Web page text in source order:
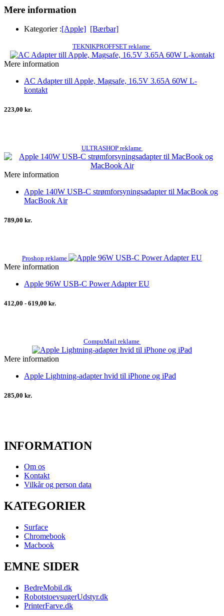
Mere information
Kategorier :[Apple] [Bærbar]
TEKNIKPROFFSET reklame
Mere information
AC Adapter till Apple, Magsafe, 16.5V 3.65A 60W L-
kontakt
223,00 kr.
ULTRASHOP reklame
Mere information
Apple 140W USB-C strømforsyningsadapter til MacBook og
MacBook Air
789,00 kr.
Proshop reklame
Mere information
Apple 96W USB-C Power Adapter EU
412,00 - 619,00 kr.
CompuMail reklame
Mere information
Apple Lightning-adapter hvid til iPhone og iPad
285,00 kr.
INFORMATION
Om os
Kontakt
Vilkår og person data
KATEGORIER
Surface
Chromebook
Macbook
EMNE SIDER
BedreMobil.dk
RobotstoevsugerUdstyr.dk
PrinterFarve.dk